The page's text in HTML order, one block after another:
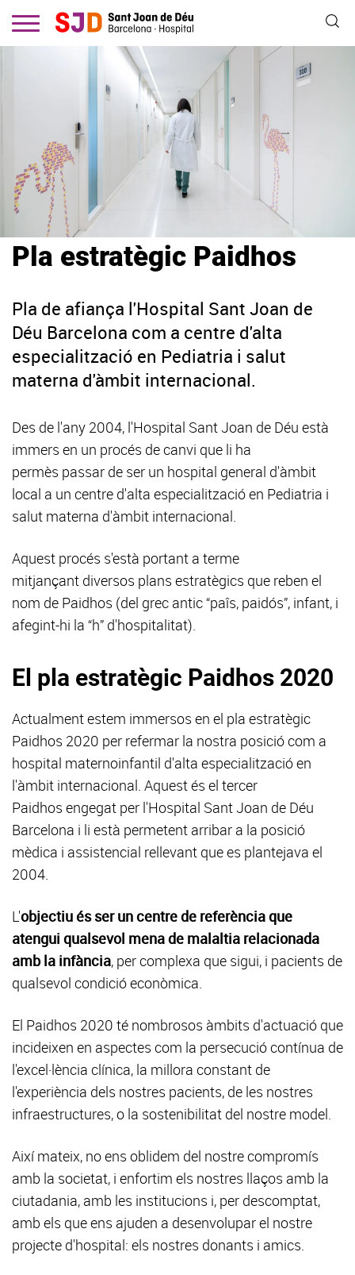
contingut
Pla estratègic Paidhos
Pla de afiança l'Hospital Sant Joan de
Déu Barcelona com a centre d'alta
especialització en Pediatria i salut
materna d'àmbit internacional.
Des de l'any 2004, l'Hospital Sant Joan de Déu està
immers en un procés de canvi que li ha
permès passar de ser un hospital general d'àmbit
local a un centre d'alta especialització en Pediatria i
salut materna d'àmbit internacional.
Aquest procés s'està portant a terme
mitjançant diversos plans estratègics que reben el
nom de Paidhos (del grec antic “paîs, paidós”, infant, i
afegint-hi la “h” d'hospitalitat).
El pla estratègic Paidhos 2020
Actualment estem immersos en el pla estratègic
Paidhos 2020 per refermar la nostra posició com a
hospital maternoinfantil d'alta especialització en
l'àmbit internacional. Aquest és el tercer
Paidhos engegat per l'Hospital Sant Joan de Déu
Barcelona i li està permetent arribar a la posició
mèdica i assistencial rellevant que es plantejava el
2004.
L'objectiu és ser un centre de referència que
atengui qualsevol mena de malaltia relacionada
amb la infància, per complexa que sigui, i pacients de
qualsevol condició econòmica.
El Paidhos 2020 té nombrosos àmbits d'actuació que
incideixen en aspectes com la persecució contínua de
l'excel·lència clínica, la millora constant de
l'experiència dels nostres pacients, de les nostres
infraestructures, o la sostenibilitat del nostre model.
Així mateix, no ens oblidem del nostre compromís
amb la societat, i enfortim els nostres llaços amb la
ciutadania, amb les institucions i, per descomptat,
amb els que ens ajuden a desenvolupar el nostre
projecte d'hospital: els nostres donants i amics.